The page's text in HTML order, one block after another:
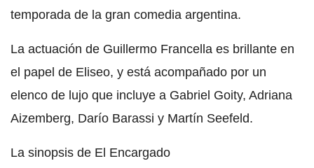
temporada de la gran comedia argentina.
La actuación de Guillermo Francella es brillante en
el papel de Eliseo, y está acompañado por un
elenco de lujo que incluye a Gabriel Goity, Adriana
Aizemberg, Darío Barassi y Martín Seefeld.
La sinopsis de El Encargado